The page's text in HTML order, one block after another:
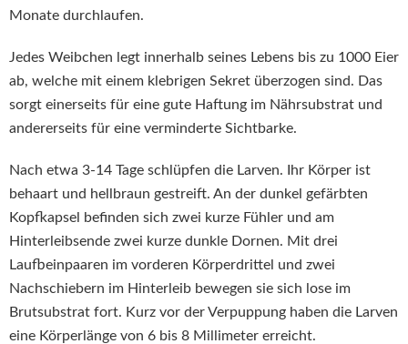
Monate durchlaufen.
Jedes Weibchen legt innerhalb seines Lebens bis zu 1000 Eier
ab, welche mit einem klebrigen Sekret überzogen sind. Das
sorgt einerseits für eine gute Haftung im Nährsubstrat und
andererseits für eine verminderte Sichtbarke.
Nach etwa 3-14 Tage schlüpfen die Larven. Ihr Körper ist
behaart und hellbraun gestreift. An der dunkel gefärbten
Kopfkapsel befinden sich zwei kurze Fühler und am
Hinterleibsende zwei kurze dunkle Dornen. Mit drei
Laufbeinpaaren im vorderen Körperdrittel und zwei
Nachschiebern im Hinterleib bewegen sie sich lose im
Brutsubstrat fort. Kurz vor der Verpuppung haben die Larven
eine Körperlänge von 6 bis 8 Millimeter erreicht.